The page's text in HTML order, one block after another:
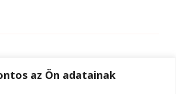
az Ön adatainak